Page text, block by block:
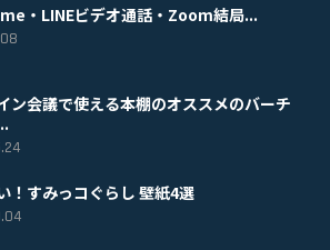
・LINEビデオ通話・Zoom結局...
ン会議で使える本棚のオススメのバーチ
！すみっコぐらし 壁紙4選